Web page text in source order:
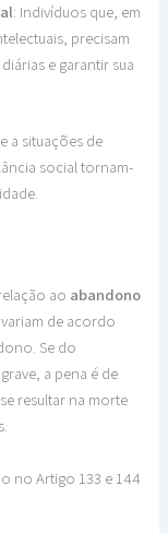
: Indivíduos que, em
precisam
e garantir sua
a situações de
social tornam-
ao abandono
de acordo
Se do
a pena é de
resultar na morte
no Artigo 133 e 144